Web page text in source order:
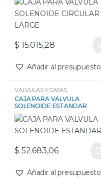
$ 15.015,28
Añadir al presupuesto
VALVULAS Y CAJAS
CAJA PARA VALVULA
SOLENOIDE ESTANDAR
$ 52.683,06
Añadir al presupuesto